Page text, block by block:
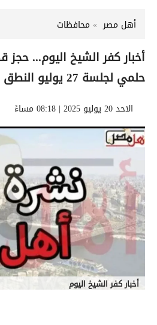
أهل مصر محافظات
أخبار كفر الشيخ اليوم...
حلمي لجلسة 27 يوليو النطق بالحكم
الاحد 20 يوليو 2025 | 08:18 مساءً
أخبار كفر الشيخ اليوم